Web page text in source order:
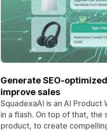
Generate SEO-
improve sales
SquadexaAI is an AI
in a flash. On top of that,
product, to create